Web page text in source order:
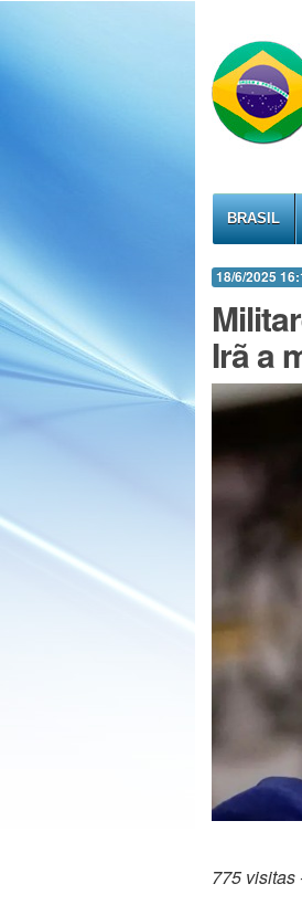
BRASIL
18/6/2025
Irã a
775 visitas